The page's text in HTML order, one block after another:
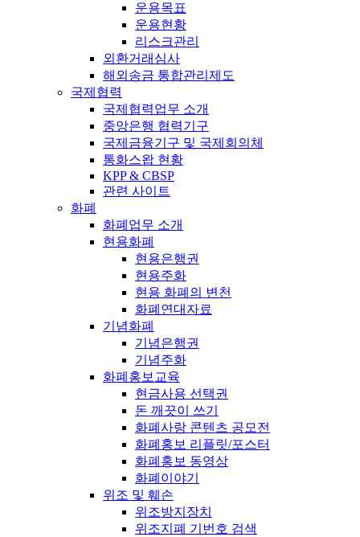
운용목표
운용현황
리스크관리
외환거래심사
해외송금 통합관리제도
국제협력
국제협력업무 소개
중앙은행 협력기구
국제금융기구 및 국제회의체
통화스왑 현황
KPP & CBSP
관련 사이트
화폐
화폐업무 소개
현용화폐
현용은행권
현용주화
현용 화폐의 변천
화폐연대자료
기념화폐
기념은행권
기념주화
화폐홍보교육
현금사용 선택권
돈 깨끗이 쓰기
화폐사랑 콘텐츠 공모전
화폐홍보 리플릿/포스터
화폐홍보 동영상
화폐이야기
위조 및 훼손
위조방지장치
위조지폐 기번호 검색